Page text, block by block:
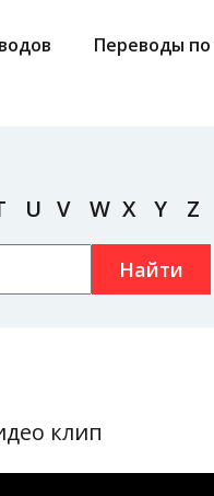
Переводы
U V W X Y Z
Найти
клип